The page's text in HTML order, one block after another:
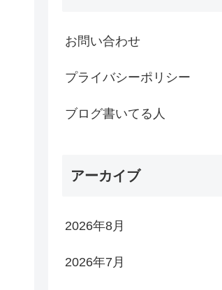
お問い合わせ
プライバシーポリシー
ブログ書いてる人
アーカイブ
2026年8月
2026年7月